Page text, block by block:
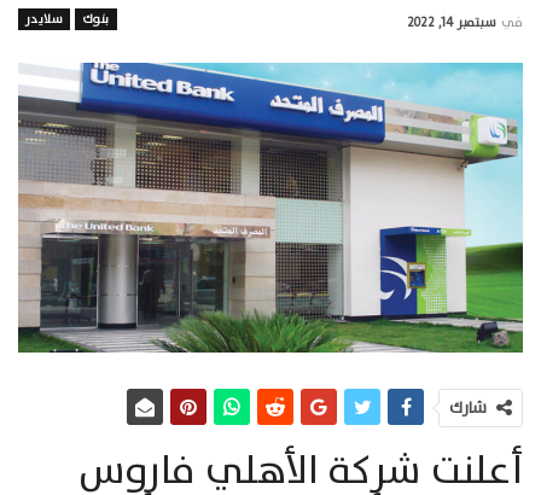
بنوك سلايدر في سبتمبر 14, 2022
شارك
أعلنت شركة الأهلي فاروس